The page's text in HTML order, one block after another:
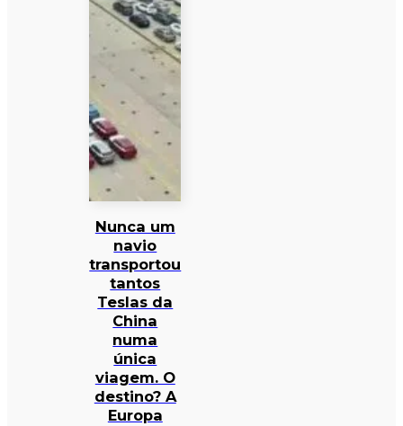
Nunca um
navio
transportou
tantos
Teslas da
China
numa
única
viagem. O
destino? A
Europa